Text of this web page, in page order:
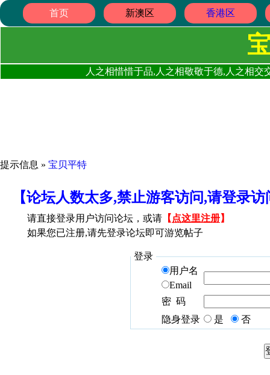
首页 新澳区 香港区
人之相惜惜于品,人之相敬敬于德,人之相
提示信息 » 宝贝平特
【论坛人数太多,禁止游客访问,请登录
请直接登录用户访问论坛，或请 【 点这里注册】
如果您已注册,请先登录论坛即可游览帖子
登录
用户名
Email
密 码
隐身登录
是 否